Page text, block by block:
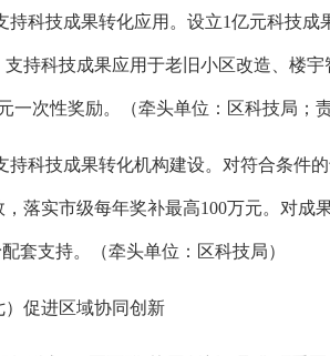
持科技成果转化应用。 设立1亿元科技成
支持科技成果应用于老旧小区改造、楼
一次性奖励。 （牵头单位：区科技局；
持科技成果转化机构建设。 对符合条件
，落实市级每年奖补最高100万元。对成
套支持。 （牵头单位：区科技局）
）促进区域协同创新